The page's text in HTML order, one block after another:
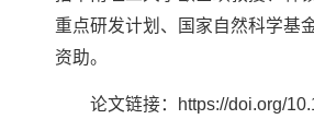
重点研发计划、国家自然科学基
资助。
论文链接：https://doi.org/